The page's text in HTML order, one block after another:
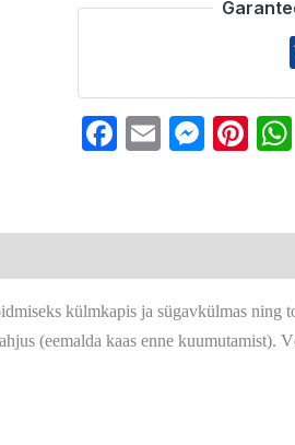
Facebook
Email
külmkapis ja sügavkülmas ning
(eemalda kaas enne kuumutamist).